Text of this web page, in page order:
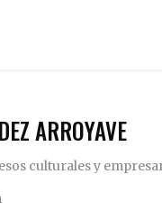
ARROYAVE
culturales y